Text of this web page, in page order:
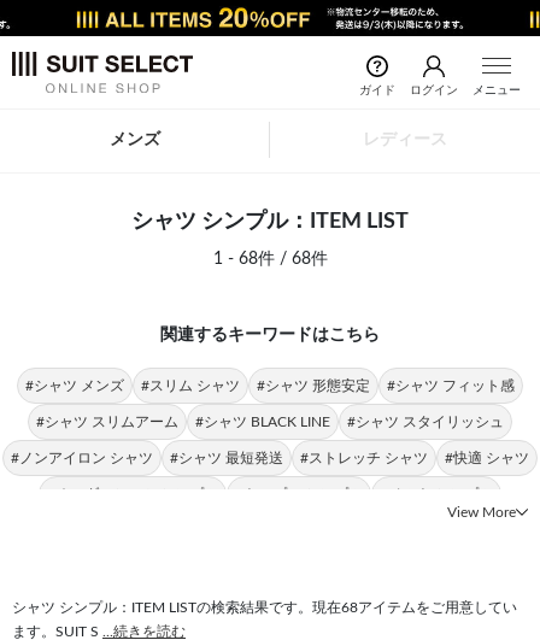
ガイド ログイン メニュー
メンズ レディース
シャツ シンプル：ITEM LIST
1 - 68件 / 68件
関連するキーワードはこちら
#シャツ メンズ #スリム シャツ #シャツ 形態安定 #シャツ フィット感
#シャツ スリムアーム #シャツ BLACK LINE #シャツ スタイリッシュ
#ノンアイロン シャツ #シャツ 最短発送 #ストレッチ シャツ #快適 シャツ
#オーダーシャツ シンプル #トップス シンプル #ベルト シンプル
View More
シャツ シンプル：ITEM LISTの検索結果です。現在68アイテムをご用意してい
ます。SUIT S
...続きを読む